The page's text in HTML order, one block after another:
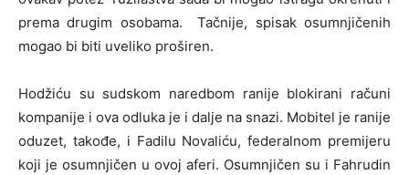
prema drugim osobama. Tačnije, spisak osumnjičenih
mogao bi biti uveliko proširen.
Hodžiću su sudskom naredbom ranije blokirani računi
kompanije i ova odluka je i dalje na snazi. Mobitel je ranije
oduzet, takođe, i Fadilu Novaliću, federalnom premijeru
koji je osumnjičen u ovoj aferi. Osumnjičen su i Fahrudin